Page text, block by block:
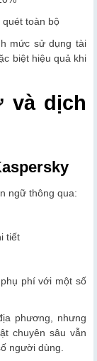
quét toàn bộ
mức sử dụng tài
biệt hiệu quả khi
và dịch
ngữ thông qua:
tiết
phí với một số
phương, nhưng
chuyên sâu vẫn
người dùng.